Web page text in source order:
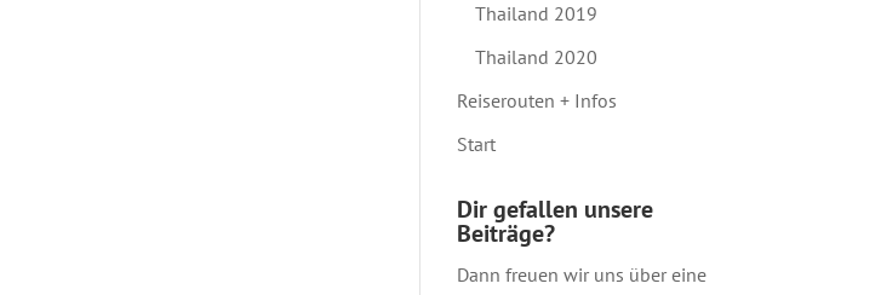
Thailand 2019
Thailand 2020
Reiserouten + Infos
Start
Dir gefallen unsere
Beiträge?
Dann freuen wir uns über eine